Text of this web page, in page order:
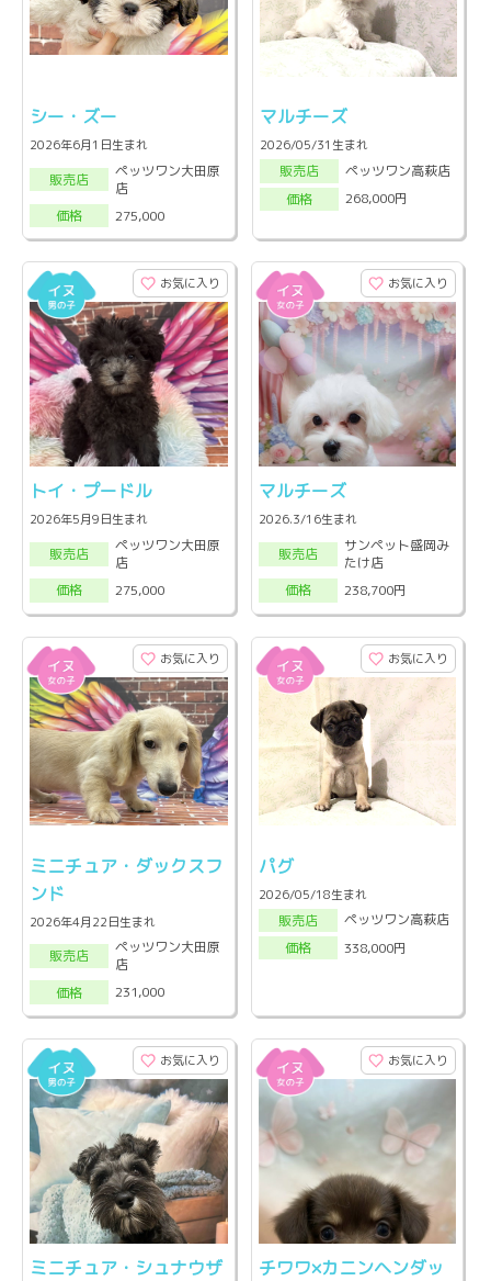
シー・ズー
2026年6月1日生まれ
販売店
ペッツワン大田原
店
価格
275,000
マルチーズ
2026/05/31生まれ
販売店
ペッツワン高萩店
価格
268,000円
お気に入り
トイ・プードル
2026年5月9日生まれ
販売店
ペッツワン大田原
店
価格
275,000
お気に入り
マルチーズ
2026.3/16生まれ
販売店
サンペット盛岡み
たけ店
価格
238,700円
お気に入り
ミニチュア・ダックスフ
ンド
2026年4月22日生まれ
販売店
ペッツワン大田原
店
価格
231,000
お気に入り
パグ
2026/05/18生まれ
販売店
ペッツワン高萩店
価格
338,000円
お気に入り
ミニチュア・シュナウザ
お気に入り
チワワ×カニンヘンダッ